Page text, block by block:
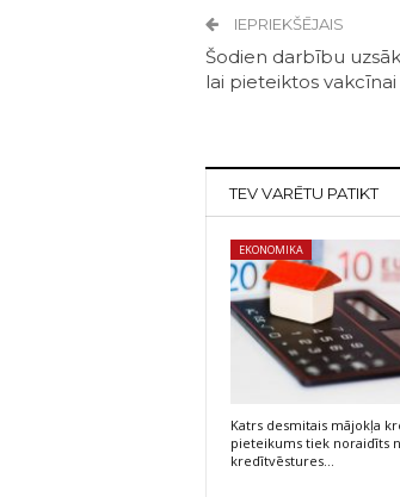
IEPRIEKŠĒJAIS
Šodien darbību
lai pieteiktos
TEV VARĒTU PATIKT
EKONOMIKA
Katrs desmitais mājokļa
pieteikums tiek noraidīts
kredītvēstures…